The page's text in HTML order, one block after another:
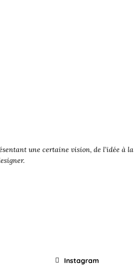
une certaine vision, de l’idée à la
Instagram